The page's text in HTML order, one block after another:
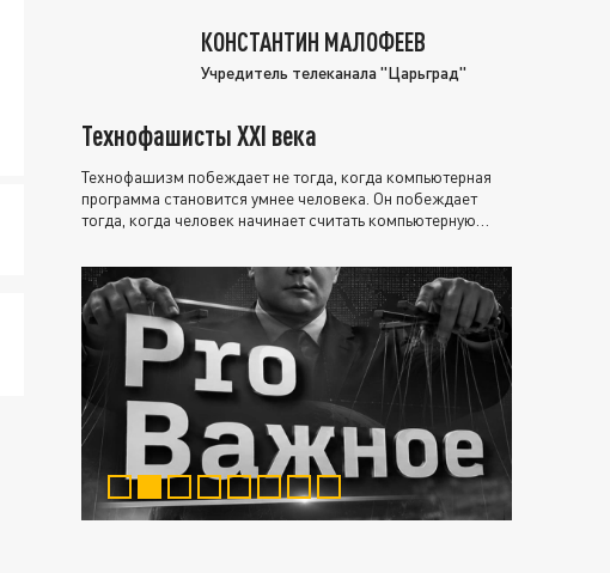
КОНСТАНТИН МАЛОФЕЕВ
Учредитель телеканала "Царьград"
Технофашисты XXI века
Технофашизм побеждает не тогда, когда компьютерная
программа становится умнее человека. Он побеждает
тогда, когда человек начинает считать компьютерную